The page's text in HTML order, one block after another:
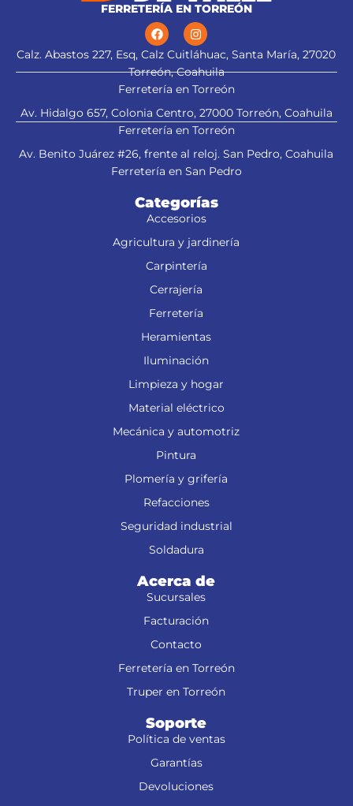
FERRETERÍA EN TORREÓN
Calz. Abastos 227, Esq, Calz Cuitláhuac, Santa María, 27020
Torreón, Coahuila
Ferretería en Torreón
Av. Hidalgo 657, Colonia Centro, 27000 Torreón, Coahuila
Ferretería en Torreón
Av. Benito Juárez #26, frente al reloj. San Pedro, Coahuila
Ferretería en San Pedro
Categorías
Accesorios
Agricultura y jardinería
Carpintería
Cerrajería
Ferretería
Heramientas
Iluminación
Limpieza y hogar
Material eléctrico
Mecánica y automotriz
Pintura
Plomería y grifería
Refacciones
Seguridad industrial
Soldadura
Acerca de
Sucursales
Facturación
Contacto
Ferretería en Torreón
Truper en Torreón
Soporte
Política de ventas
Garantías
Devoluciones